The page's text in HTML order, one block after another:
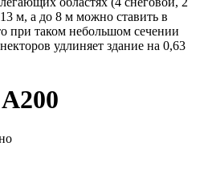
м, а до 8 м можно ставить в
при таком небольшом сечении
удлиняет здание на 0,63